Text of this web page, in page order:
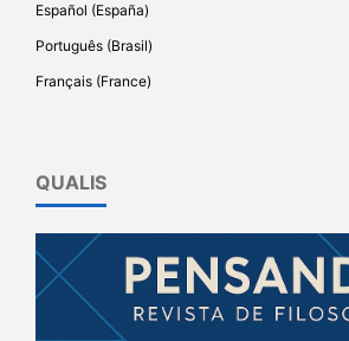
Español (España)
Português (Brasil)
Français (France)
QUALIS